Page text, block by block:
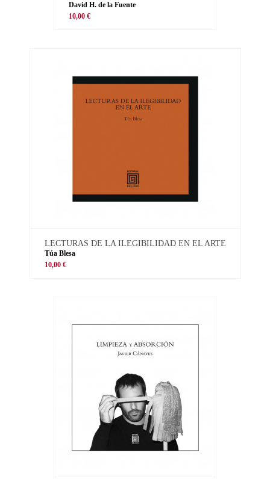
David H. de la Fuente
10,00 €
LECTURAS DE LA ILEGIBILIDAD EN EL ARTE
Túa Blesa
10,00 €